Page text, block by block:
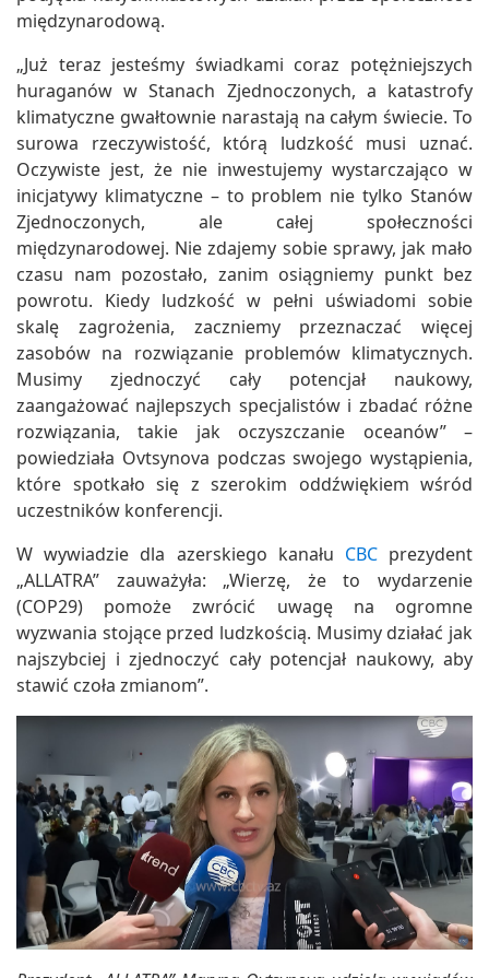
międzynarodową.
„Już teraz jesteśmy świadkami coraz potężniejszych
huraganów w Stanach Zjednoczonych, a katastrofy
klimatyczne gwałtownie narastają na całym świecie. To
surowa rzeczywistość, którą ludzkość musi uznać.
Oczywiste jest, że nie inwestujemy wystarczająco w
inicjatywy klimatyczne – to problem nie tylko Stanów
Zjednoczonych, ale całej społeczności
międzynarodowej. Nie zdajemy sobie sprawy, jak mało
czasu nam pozostało, zanim osiągniemy punkt bez
powrotu. Kiedy ludzkość w pełni uświadomi sobie
skalę zagrożenia, zaczniemy przeznaczać więcej
zasobów na rozwiązanie problemów klimatycznych.
Musimy zjednoczyć cały potencjał naukowy,
zaangażować najlepszych specjalistów i zbadać różne
rozwiązania, takie jak oczyszczanie oceanów” –
powiedziała Ovtsynova podczas swojego wystąpienia,
które spotkało się z szerokim oddźwiękiem wśród
uczestników konferencji.
W wywiadzie dla azerskiego kanału CBCprezydent
„ALLATRA” zauważyła: „Wierzę, że to wydarzenie
(COP29) pomoże zwrócić uwagę na ogromne
wyzwania stojące przed ludzkością. Musimy działać jak
najszybciej i zjednoczyć cały potencjał naukowy, aby
stawić czoła zmianom”.